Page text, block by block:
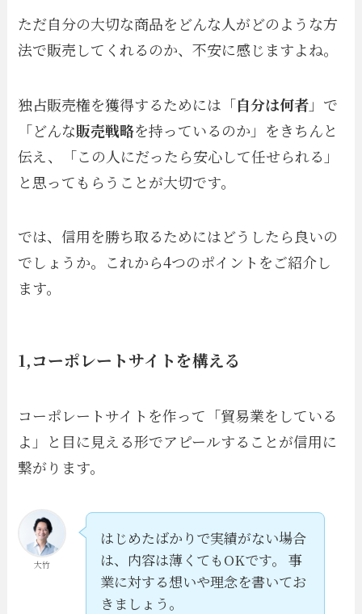
ただ自分の大切な商品をどんな人がどのような方
法で販売してくれるのか、不安に感じますよね。
独占販売権を獲得するためには「自分は何者」で
「どんな販売戦略を持っているのか」をきちんと
伝え、「この人にだったら安心して任せられる」
と思ってもらうことが大切です。
では、信用を勝ち取るためにはどうしたら良いの
でしょうか。これから4つのポイントをご紹介し
ます。
1,コーポレートサイトを構える
コーポレートサイトを作って「貿易業をしている
よ」と目に見える形でアピールすることが信用に
繋がります。
大竹
はじめたばかりで実績がない場合
は、内容は薄くてもOKです。 事
業に対する想いや理念を書いてお
きましょう。